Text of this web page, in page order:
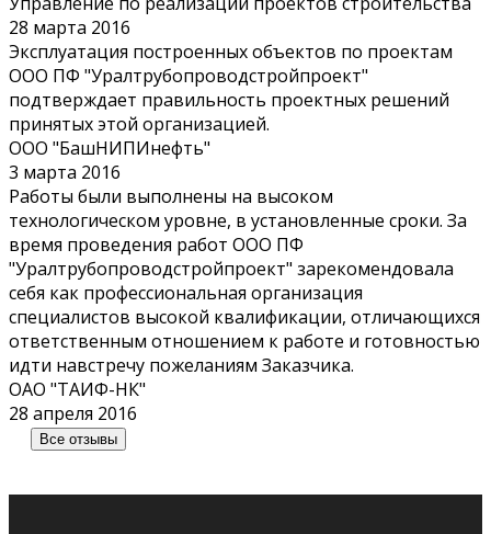
28 марта 2016
Эксплуатация построенных объектов по проектам
ООО ПФ "Уралтрубопроводстройпроект"
подтверждает правильность проектных решений
принятых этой организацией.
ООО "БашНИПИнефть"
3 марта 2016
Работы были выполнены на высоком
технологическом уровне, в установленные сроки. За
время проведения работ ООО ПФ
"Уралтрубопроводстройпроект" зарекомендовала
себя как профессиональная организация
специалистов высокой квалификации, отличающихся
ответственным отношением к работе и готовностью
идти навстречу пожеланиям Заказчика.
ОАО "ТАИФ-НК"
28 апреля 2016
Все отзывы